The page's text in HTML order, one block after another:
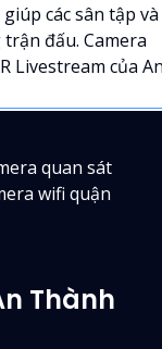
các sân tập và
đấu. Camera
Livestream của
quan sát
wifi quận
Thành